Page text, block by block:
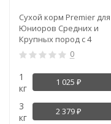
Сухой корм Premier для
Юниоров Средних и
Крупных пород с 4
месяцев, Беременных и
Кормящих собак Свежее
Мясо Индейки
0
1
кг
1 025 ₽
3
кг
2 379 ₽